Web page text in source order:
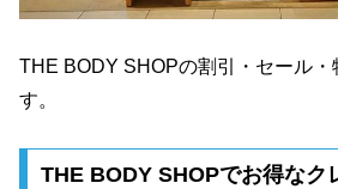
THE BODY SHOPの割引・セール
す。
THE BODY SHOPでお得なク